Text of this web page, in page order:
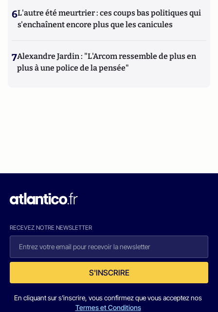
6L'autre été meurtrier : ces coups bas politiques qui
s'enchaînent encore plus que les canicules
7Alexandre Jardin : "L'Arcom ressemble de plus en
plus à une police de la pensée"
RECEVEZ NOTRE NEWSLETTER
S'INSCRIRE
En cliquant sur s'inscrire, vous confirmez que vous acceptez nos
Termes et Conditions